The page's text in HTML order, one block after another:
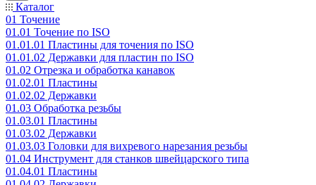
Каталог
01 Точение
01.01 Точение по ISO
01.01.01 Пластины для точения по ISO
01.01.02 Державки для пластин по ISO
01.02 Отрезка и обработка канавок
01.02.01 Пластины
01.02.02 Державки
01.03 Обработка резьбы
01.03.01 Пластины
01.03.02 Державки
01.03.03 Головки для вихревого нарезания резьбы
01.04 Инструмент для станков швейцарского типа
01.04.01 Пластины